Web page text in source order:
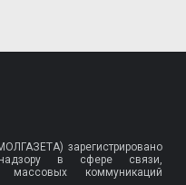
зарегистрировано
в сфере связи,
массовых коммуникаций